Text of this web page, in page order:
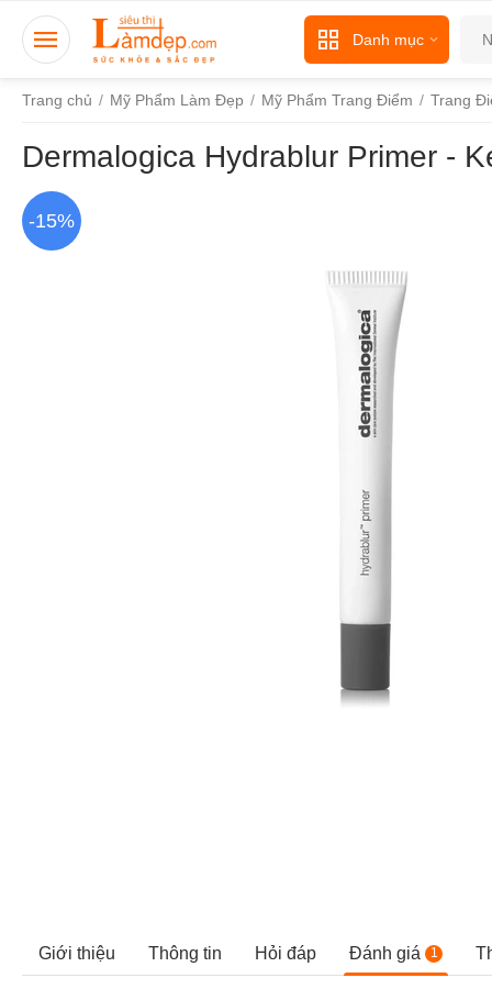
Danh mục
Trang chủ / Mỹ Phẩm Làm Đẹp / Mỹ Phẩm Trang Điểm / Trang
Dermalogica Hydrablur Primer -
-15%
Giới thiệu Thông tin Hỏi đáp Đánh giá 1